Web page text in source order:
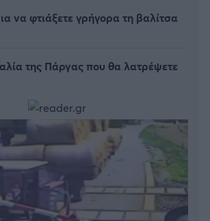
να φτιάξετε γρήγορα τη βαλίτσα
της Πάργας που θα λατρέψετε